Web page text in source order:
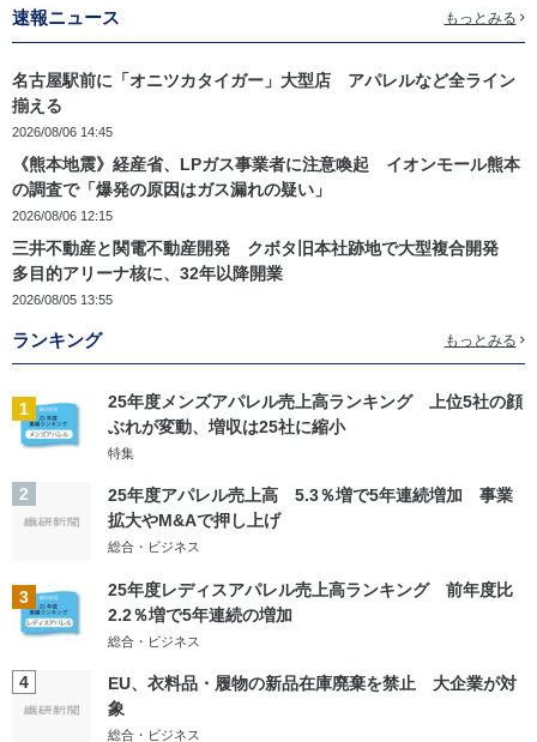
速報ニュース もっとみる
名古屋駅前に「オニツカタイガー」大型店 アパレルなど全ライン
揃える
2026/08/06 14:45
《熊本地震》経産省、LPガス事業者に注意喚起 イオンモール熊本
の調査で「爆発の原因はガス漏れの疑い」
2026/08/06 12:15
三井不動産と関電不動産開発 クボタ旧本社跡地で大型複合開発
多目的アリーナ核に、32年以降開業
2026/08/05 13:55
ランキング もっとみる
1
25年度メンズアパレル売上高ランキング 上位5社の顔
ぶれが変動、増収は25社に縮小
特集
2
25年度アパレル売上高 5.3％増で5年連続増加 事業
拡大やM&Aで押し上げ
総合・ビジネス
3
25年度レディスアパレル売上高ランキング 前年度比
2.2％増で5年連続の増加
総合・ビジネス
4
EU、衣料品・履物の新品在庫廃棄を禁止 大企業が対
象
総合・ビジネス